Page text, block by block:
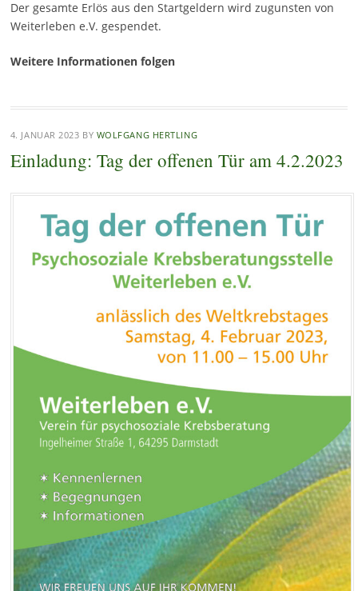
Der gesamte Erlös aus den Startgeldern wird zugunsten von
Weiterleben e.V. gespendet.
Weitere Informationen folgen
4. JANUAR 2023 BY WOLFGANG HERTLING
Einladung: Tag der offenen Tür am 4.2.2023